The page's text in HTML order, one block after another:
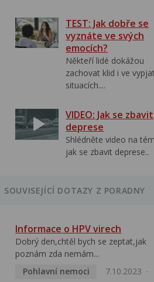
TEST: Jak dobře se
vyznáte ve svých
emocích?
Někteří lidé dokážou
zachovat klid i ve
situacích....
VIDEO: Jak se zbavit
deprese
Shlédněte video na
jak se zbavit deprese..
SOUVISEJÍCÍ DOTAZY Z PORADNY
Informace o HPV virech
Dobrý den,chtěl bych se zeptat,jak
poznám zda nemám...
Pohlavní nemoci
7.10.2023